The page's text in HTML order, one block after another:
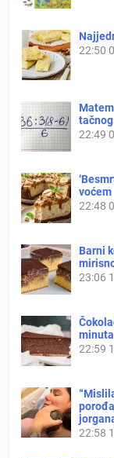
22:50
22:49
voćem
22:48
Barni
23:06
22:59
22:58